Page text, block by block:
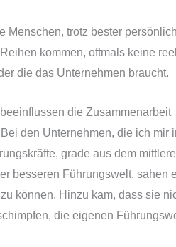
Menschen, trotz bester
kommen, oftmals keine
die das Unternehmen braucht.
die Zusammenarbeit
den Unternehmen, die ich mir
grade aus dem
besseren Führungswelt, sahen
können. Hinzu kam, dass sie
die eigenen